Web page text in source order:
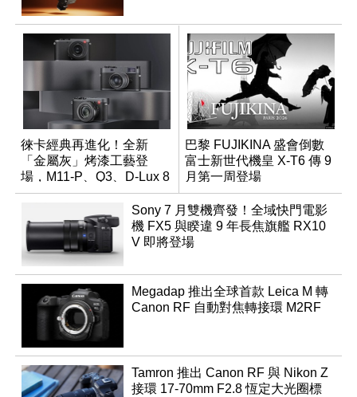
徠卡經典再進化！全新
「金屬灰」烤漆工藝登
場，M11-P、Q3、D-Lux 8
領銜換裝
巴黎 FUJIKINA 盛會倒數
富士新世代機皇 X-T6 傳 9
月第一周登場
Sony 7 月雙機齊發！全域快門電影
機 FX5 與睽違 9 年長焦旗艦 RX10
V 即將登場
Megadap 推出全球首款 Leica M 轉
Canon RF 自動對焦轉接環 M2RF
Tamron 推出 Canon RF 與 Nikon Z
接環 17-70mm F2.8 恆定大光圈標